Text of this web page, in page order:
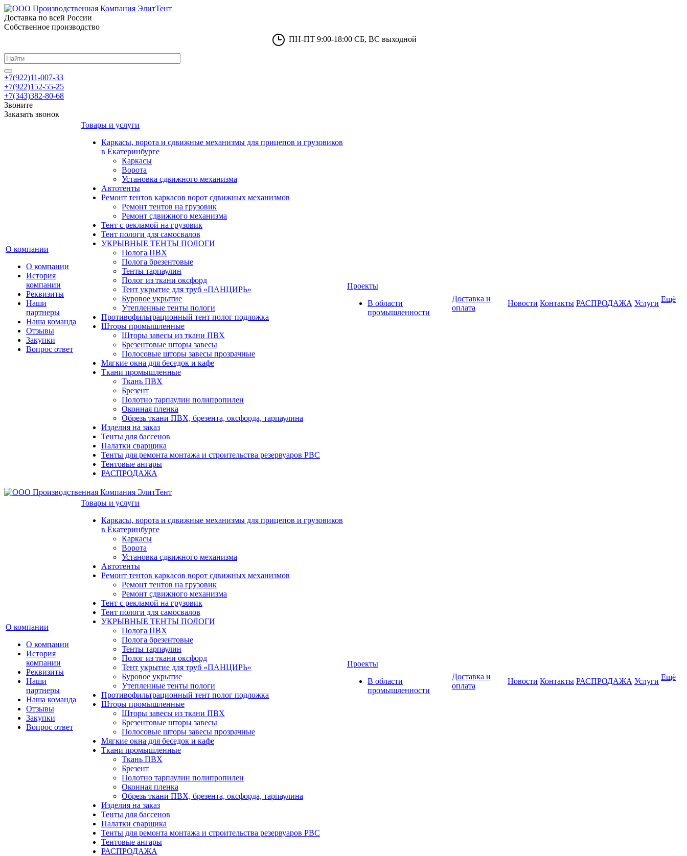
Доставка по всей России
Собственное производство
ПН-ПТ 9:00-18:00 СБ, ВС выходной
+7(922)11-007-33
+7(922)152-55-25
+7(343)382-80-68
Звоните
Заказать звонок
О компании
О компании
История
компании
Реквизиты
Наши
партнеры
Наша команда
Отзывы
Закупки
Вопрос ответ
Товары и услуги
Каркасы, ворота и сдвижные механизмы для прицепов и грузовиков
в Екатеринбурге
Каркасы
Ворота
Установка сдвижного механизма
Автотенты
Ремонт тентов каркасов ворот сдвижных механизмов
Ремонт тентов на грузовик
Ремонт сдвижного механизма
Тент с рекламой на грузовик
Тент пологи для самосвалов
УКРЫВНЫЕ ТЕНТЫ ПОЛОГИ
Полога ПВХ
Полога брезентовые
Тенты тарпаулин
Полог из ткани оксфорд
Тент укрытие для труб «ПАНЦИРЬ»
Буровое укрытие
Утепленные тенты пологи
Противофильтрационный тент полог подложка
Шторы промышленные
Шторы завесы из ткани ПВХ
Брезентовые шторы завесы
Полосовые шторы завесы прозрачные
Мягкие окна для беседок и кафе
Ткани промышленные
Ткань ПВХ
Брезент
Полотно тарпаулин полипропилен
Оконная пленка
Обрезь ткани ПВХ, брезента, оксфорда, тарпаулина
Изделия на заказ
Тенты для бассенов
Палатки сварщика
Тенты для ремонта монтажа и строительства резервуаров РВС
Тентовые ангары
РАСПРОДАЖА
Проекты
В области
промышленности
Доставка и
оплата
Новости Контакты РАСПРОДАЖА Услуги Ещё
О компании
О компании
История
компании
Реквизиты
Наши
партнеры
Наша команда
Отзывы
Закупки
Вопрос ответ
Товары и услуги
Каркасы, ворота и сдвижные механизмы для прицепов и грузовиков
в Екатеринбурге
Каркасы
Ворота
Установка сдвижного механизма
Автотенты
Ремонт тентов каркасов ворот сдвижных механизмов
Ремонт тентов на грузовик
Ремонт сдвижного механизма
Тент с рекламой на грузовик
Тент пологи для самосвалов
УКРЫВНЫЕ ТЕНТЫ ПОЛОГИ
Полога ПВХ
Полога брезентовые
Тенты тарпаулин
Полог из ткани оксфорд
Тент укрытие для труб «ПАНЦИРЬ»
Буровое укрытие
Утепленные тенты пологи
Противофильтрационный тент полог подложка
Шторы промышленные
Шторы завесы из ткани ПВХ
Брезентовые шторы завесы
Полосовые шторы завесы прозрачные
Мягкие окна для беседок и кафе
Ткани промышленные
Ткань ПВХ
Брезент
Полотно тарпаулин полипропилен
Оконная пленка
Обрезь ткани ПВХ, брезента, оксфорда, тарпаулина
Изделия на заказ
Тенты для бассенов
Палатки сварщика
Тенты для ремонта монтажа и строительства резервуаров РВС
Тентовые ангары
РАСПРОДАЖА
Проекты
В области
промышленности
Доставка и
оплата
Новости Контакты РАСПРОДАЖА Услуги Ещё